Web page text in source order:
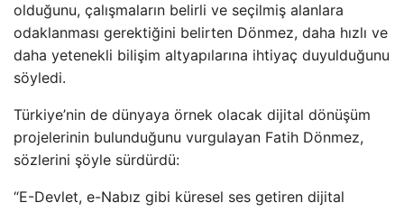
olduğunu, çalışmaların belirli ve seçilmiş alanlara
odaklanması gerektiğini belirten Dönmez, daha hızlı ve
daha yetenekli bilişim altyapılarına ihtiyaç duyulduğunu
söyledi.
Türkiye’nin de dünyaya örnek olacak dijital dönüşüm
projelerinin bulunduğunu vurgulayan Fatih Dönmez,
sözlerini şöyle sürdürdü:
“E-Devlet, e-Nabız gibi küresel ses getiren dijital